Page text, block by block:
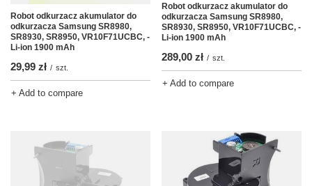
Robot odkurzacz akumulator do
odkurzacza Samsung SR8980,
SR8930, SR8950, VR10F71UCBC, -
Li-ion 1900 mAh
29,99 zł / szt.
+ Add to compare
Robot odkurzacz akumulator do
odkurzacza Samsung SR8980,
SR8930, SR8950, VR10F71UCBC, -
Li-ion 1900 mAh
289,00 zł / szt.
+ Add to compare